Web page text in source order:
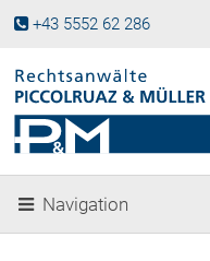
+43 5552 62 286
Fachgebiete
Gesellschaftsgründung &
Beteiligungen
Navigation